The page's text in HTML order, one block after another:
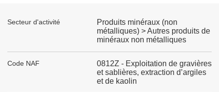
Secteur d'activité
Produits minéraux (non
métalliques) > Autres produits de
minéraux non métalliques
Code NAF
0812Z - Exploitation de gravières
et sablières, extraction d’argiles
et de kaolin